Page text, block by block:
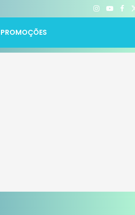
PROMOÇÕES